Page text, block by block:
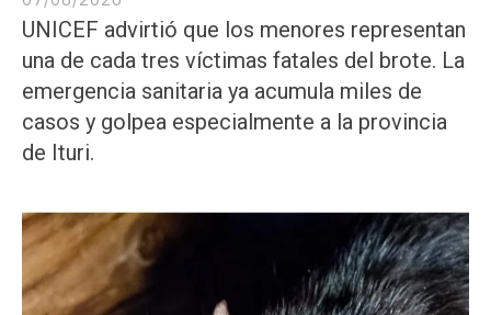
UNICEF advirtió que los menores representan
una de cada tres víctimas fatales del brote. La
emergencia sanitaria ya acumula miles de
casos y golpea especialmente a la provincia
de Ituri.